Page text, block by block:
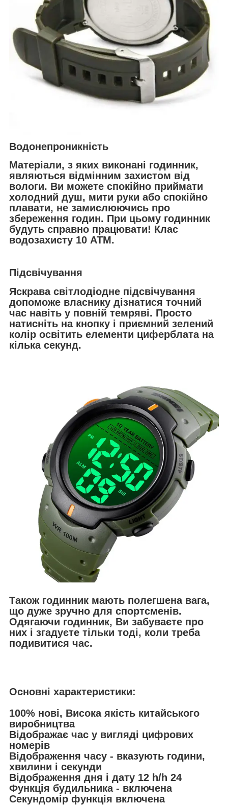
Водонепроникність
Матеріали, з яких виконані годинник,
являються відмінним захистом від
вологи. Ви можете спокійно приймати
холодний душ, мити руки або спокійно
плавати, не замислюючись про
збереження годин. При цьому годинник
будуть справно працювати! Клас
водозахисту 10 АТМ.
Підсвічування
Яскрава світлодіодне підсвічування
допоможе власнику дізнатися точний
час навіть у повній темряві. Просто
натисніть на кнопку і приємний зелений
колір освітить елементи циферблата на
кілька секунд.
Також годинник мають полегшена вага,
що дуже зручно для спортсменів.
Одягаючи годинник, Ви забуваєте про
них і згадуєте тільки тоді, коли треба
подивитися час.
Основні характеристики:
100% нові, Висока якість китайського
виробництва
Відображає час у вигляді цифрових
номерів
Відображення часу - вказують години,
хвилини і секунди
Відображення дня і дату 12 h/h 24
Функція будильника - включена
Секундомір функція включена